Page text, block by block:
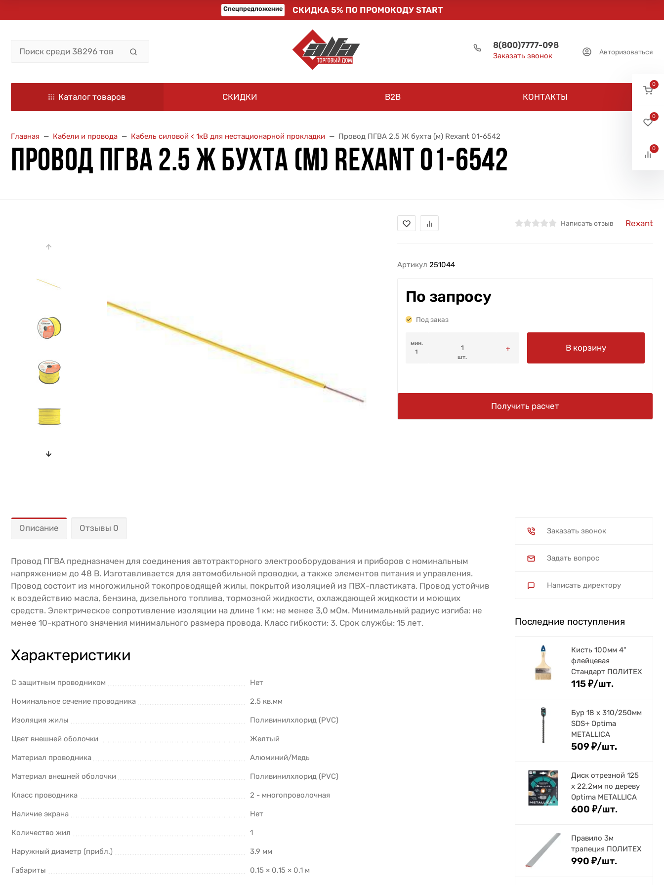
Спецпредложение СКИДКА 5% ПО ПРОМОКОДУ START
8(800)7777-098
Заказать звонок Авторизоваться
Каталог товаров СКИДКИ B2B КОНТАКТЫ
Главная Кабели и провода Кабель силовой < 1кВ для нестационарной прокладки Провод ПГВА 2.5 Ж бухта (м) Rexant 01-6542
ПРОВОД ПГВА 2.5 Ж БУХТА (М) REXANT 01-6542
Написать отзыв Rexant
Артикул 251044
По запросу
Под заказ
мин.
1
шт.
В корзину
Получить расчет
Описание Отзывы 0
Провод ПГВА предназначен для соединения автотракторного электрооборудования и приборов с номинальным
напряжением до 48 В. Изготавливается для автомобильной проводки, а также элементов питания и управления.
Провод состоит из многожильной токопроводящей жилы, покрытой изоляцией из ПВХ-пластиката. Провод устойчив
к воздействию масла, бензина, дизельного топлива, тормозной жидкости, охлаждающей жидкости и моющих
средств. Электрическое сопротивление изоляции на длине 1 км: не менее 3,0 мОм. Минимальный радиус изгиба: не
менее 10-кратного значения минимального размера провода. Класс гибкости: 3. Срок службы: 15 лет.
Характеристики
С защитным проводником Нет
Номинальное сечение проводника 2.5 кв.мм
Изоляция жилы Поливинилхлорид (PVC)
Цвет внешней оболочки Желтый
Материал проводника Алюминий/Медь
Материал внешней оболочки Поливинилхлорид (PVC)
Класс проводника 2 - многопроволочная
Наличие экрана Нет
Количество жил 1
Наружный диаметр (прибл.) 3.9 мм
Габариты 0.15 × 0.15 × 0.1 м
Заказать звонок
Задать вопрос
Написать директору
Последние поступления
Кисть 100мм 4"
флейцевая
Стандарт ПОЛИТЕХ
115₽/шт.
Бур 18 х 310/250мм
SDS+ Optima
METALLICA
509₽/шт.
Диск отрезной 125
x 22,2мм по дереву
Optima METALLICA
600 ₽/шт.
Правило 3м
трапеция ПОЛИТЕХ
990 ₽/шт.
0
0
0